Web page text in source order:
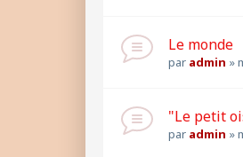
Le monde
par admin »
"Le petit
par admin »